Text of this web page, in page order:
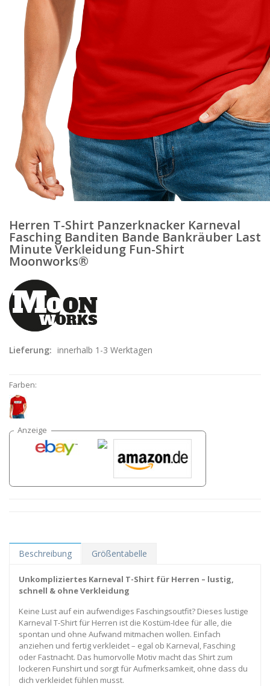
Herren T-Shirt Panzerknacker Karneval
Fasching Banditen Bande Bankräuber Last
Minute Verkleidung Fun-Shirt
Moonworks®
Lieferung: innerhalb 1-3 Werktagen
Farben:
Beschreibung Größentabelle
Unkompliziertes Karneval T-Shirt für Herren – lustig,
schnell & ohne Verkleidung
Keine Lust auf ein aufwendiges Faschingsoutfit? Dieses lustige
Karneval T-Shirt für Herren ist die Kostüm-Idee für alle, die
spontan und ohne Aufwand mitmachen wollen. Einfach
anziehen und fertig verkleidet – egal ob Karneval, Fasching
oder Fastnacht. Das humorvolle Motiv macht das Shirt zum
lockeren Funshirt und sorgt für Aufmerksamkeit, ohne dass du
dich verkleidet fühlen musst.